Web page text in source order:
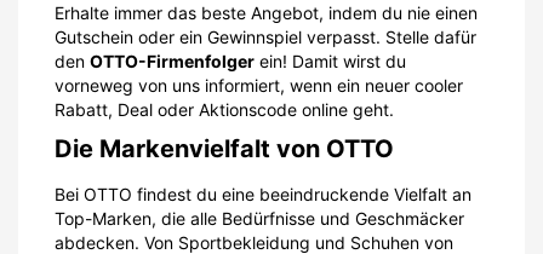
Erhalte immer das beste Angebot, indem du nie einen
Gutschein oder ein Gewinnspiel verpasst. Stelle dafür
den OTTO-Firmenfolger ein! Damit wirst du
vorneweg von uns informiert, wenn ein neuer cooler
Rabatt, Deal oder Aktionscode online geht.
Die Markenvielfalt von OTTO
Bei OTTO findest du eine beeindruckende Vielfalt an
Top-Marken, die alle Bedürfnisse und Geschmäcker
abdecken. Von Sportbekleidung und Schuhen von